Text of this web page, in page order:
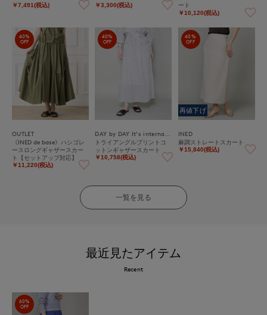
￥7,491(税込) ￥3,300(税込)
ート
￥10,120(税込)
40%
OFF
OUTLET
《INED de base》ハシゴレ
ースロングギャザースカー
ト【セットアップ対応】
￥11,220(税込)
40%
OFF
トライアングルプリントコ
ットンギャザースカート
￥10,758(税込)
40%
OFF
再値下げ
INED
麻調ストレートスカート
￥15,840(税込)
一覧を見る
最近見たアイテム
Recent
60%
OFF